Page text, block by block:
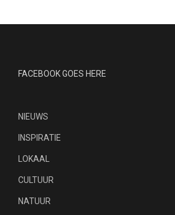
FACEBOOK GOES HERE
NIEUWS
INSPIRATIE
LOKAAL
CULTUUR
NATUUR